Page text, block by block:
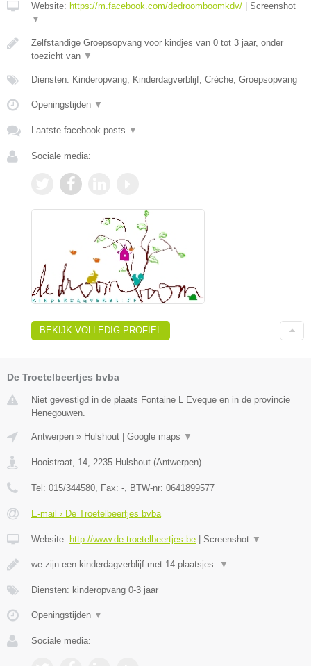
Website: https://m.facebook.com/dedroomboomkdv/
Screenshot
▼
Zelfstandige Groepsopvang voor kindjes van 0 tot 3 jaar, onder
toezicht van ▼
Diensten: Kinderopvang, Kinderdagverblijf, Crèche, Groepsopvang
Openingstijden ▼
Laatste facebook posts ▼
Sociale media:
BEKIJK VOLLEDIG PROFIEL
De Troetelbeertjes bvba
Niet gevestigd in de plaats Fontaine L Eveque en in de provincie
Henegouwen.
Antwerpen » Hulshout Google maps ▼
Hooistraat, 14 2235 Hulshout (Antwerpen)
Tel: 015/344580 , Fax: - , BTW-nr: 0641899577
E-mail › De Troetelbeertjes bvba
Website: http://www.de-troetelbeertjes.be Screenshot ▼
we zijn een kinderdagverblijf met 14 plaatsjes. ▼
Diensten: kinderopvang 0-3 jaar
Openingstijden ▼
Sociale media: